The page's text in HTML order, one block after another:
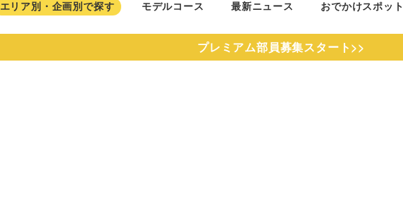
エリア別・企画別で探す モデルコース 最新ニュース おでかけスポット
プレミアム部員募集スタート>>